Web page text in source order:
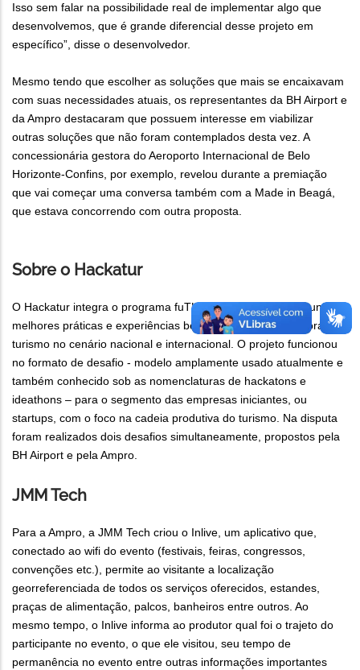
Isso sem falar na possibilidade real de implementar algo que
desenvolvemos, que é grande diferencial desse projeto em
específico”, disse o desenvolvedor.
Mesmo tendo que escolher as soluções que mais se encaixavam
com suas necessidades atuais, os representantes da BH Airport e
da Ampro destacaram que possuem interesse em viabilizar
outras soluções que não foram contemplados desta vez. A
concessionária gestora do Aeroporto Internacional de Belo
Horizonte-Confins, por exemplo, revelou durante a premiação
que vai começar uma conversa também com a Made in Beagá,
que estava concorrendo com outra proposta.
Sobre o Hackatur
O Hackatur integra o programa fuTURISMO, que busca reunir as
melhores práticas e experiências bem sucedidas e inovadoras no
turismo no cenário nacional e internacional. O projeto funcionou
no formato de desafio - modelo amplamente usado atualmente e
também conhecido sob as nomenclaturas de hackatons e
ideathons – para o segmento das empresas iniciantes, ou
startups, com o foco na cadeia produtiva do turismo. Na disputa
foram realizados dois desafios simultaneamente, propostos pela
BH Airport e pela Ampro.
JMM Tech
Para a Ampro, a JMM Tech criou o Inlive, um aplicativo que,
conectado ao wifi do evento (festivais, feiras, congressos,
convenções etc.), permite ao visitante a localização
georreferenciada de todos os serviços oferecidos, estandes,
praças de alimentação, palcos, banheiros entre outros. Ao
mesmo tempo, o Inlive informa ao produtor qual foi o trajeto do
participante no evento, o que ele visitou, seu tempo de
permanência no evento entre outras informações importantes